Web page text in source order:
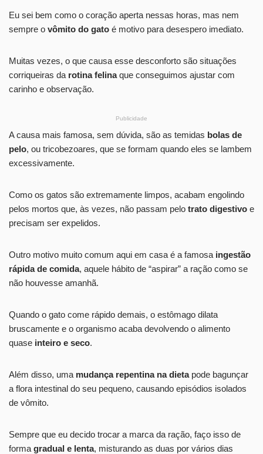
Eu sei bem como o coração aperta nessas horas, mas nem
sempre o vômito do gato é motivo para desespero imediato.
Muitas vezes, o que causa esse desconforto são situações
corriqueiras da rotina felinaque conseguimos ajustar com
carinho e observação.
Publicidade
A causa mais famosa, sem dúvida, são as temidas bolas de
pelo, ou tricobezoares, que se formam quando eles se lambem
excessivamente.
Como os gatos são extremamente limpos, acabam engolindo
pelos mortos que, às vezes, não passam pelo trato digestivo e
precisam ser expelidos.
Outro motivo muito comum aqui em casa é a famosa ingestão
rápida de comida, aquele hábito de “aspirar” a ração como se
não houvesse amanhã.
Quando o gato come rápido demais, o estômago dilata
bruscamente e o organismo acaba devolvendo o alimento
quase inteiro e seco.
Além disso, uma mudança repentina na dietapode bagunçar
a flora intestinal do seu pequeno, causando episódios isolados
de vômito.
Sempre que eu decido trocar a marca da ração, faço isso de
forma gradual e lenta, misturando as duas por vários dias